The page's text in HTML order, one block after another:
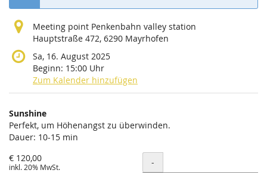
Meeting point Penkenbahn valley station
Hauptstraße 472, 6290 Mayrhofen
Sa, 16. August 2025
Beginn: 15:00 Uhr
Zum Kalender hinzufügen
Produkte
Unkategorisierte
Produkte
Sunshine
Perfekt, um Höhenangst zu überwinden.
Dauer: 10-15 min
€ 120,00
inkl. 20% MwSt. Menge
-